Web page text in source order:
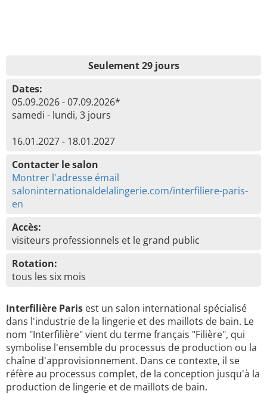
Seulement 29 jours
Dates:
05.09.2026 - 07.09.2026*
samedi - lundi, 3 jours
16.01.2027 - 18.01.2027
Contacter le salon
Montrer l'adresse émail
saloninternationaldelalingerie.com/interfiliere-paris-
en
Accès:
visiteurs professionnels et le grand public
Rotation:
tous les six mois
Interfilière Paris est un salon international spécialisé
dans l'industrie de la lingerie et des maillots de bain. Le
nom "Interfilière" vient du terme français "Filière", qui
symbolise l'ensemble du processus de production ou la
chaîne d'approvisionnement. Dans ce contexte, il se
réfère au processus complet, de la conception jusqu'à la
production de lingerie et de maillots de bain.